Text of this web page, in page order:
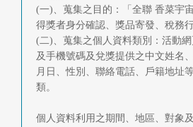
(一)、蒐集之目的：「全聯 香菜宇
得獎者身分確認、獎品寄發、稅務行
(二)、蒐集之個人資料類別：活動
及手機號碼及兌獎提供之中文姓名
月日、性別、聯絡電話、戶籍地址
類。
個人資料利用之期間、地區、對象及